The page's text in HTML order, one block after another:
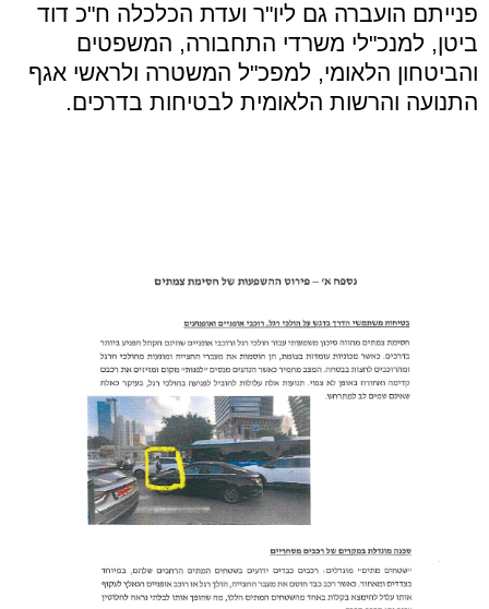
פנייתם הועברה גם ליו"ר ועדת הכלכלה ח"כ דוד
ביטן, למנכ"לי משרדי התחבורה, המשפטים
והביטחון הלאומי, למפכ"ל המשטרה ולראשי אגף
התנועה והרשות הלאומית לבטיחות בדרכים.